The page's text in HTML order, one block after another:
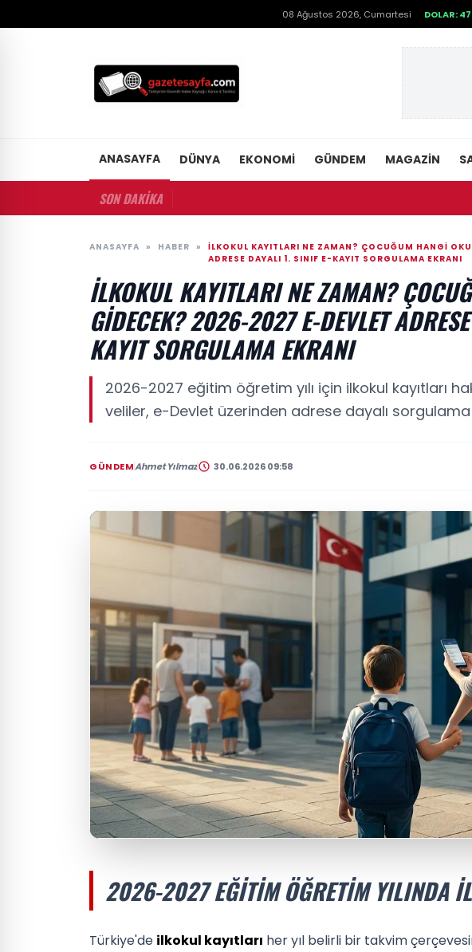
08 Ağustos 2026, Cumartesi DOLAR:
ANASAYFA DÜNYA EKONOMI GÜNDEM MAGAZIN
SON DAKİKA
ANASAYFA » HABER »
İLKOKUL KAYITLARI NE ZAMAN? ÇOCUĞUM HANGI
ADRESE DAYALI 1. SINIF E-KAYIT SORGULAMA EKRANI
İLKOKUL KAYITLARI NE ZAMAN?
GIDECEK? 2026-2027 E-DEVLET
KAYIT SORGULAMA EKRANI
2026-2027 eğitim öğretim yılı için ilkokul kayıtları
veliler, e-Devlet üzerinden adrese dayalı
GÜNDEMAhmet Yılmaz 30.06.2026 09:58
2026-2027 EĞITIM ÖĞRETIM YILINDA
Türkiye'de ilkokul kayıtları her yıl belirli bir takvim